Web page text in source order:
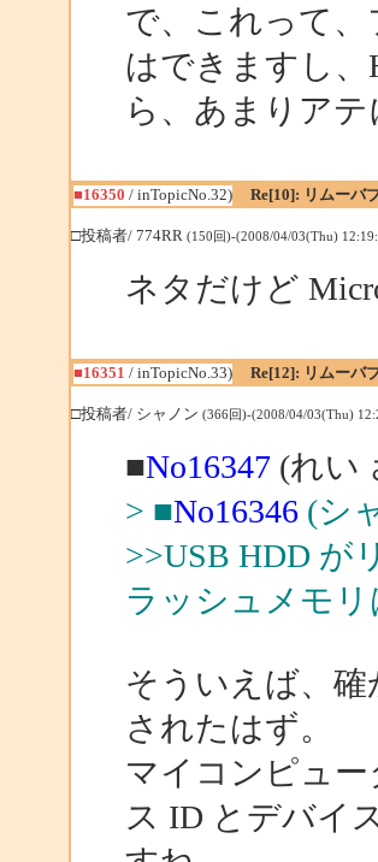
で、これって
はできますし
ら、あまりア
■16350 / inTopicNo.32) Re[10]: リムーバ
□投稿者/ 774RR (150回)-(2008/04/03(Thu)
ネタだけど
■16351 / inTopicNo.33) Re[12]: リムーバ
□投稿者/ シャノン (366回)-(2008/04/03(Thu)
■No16347(れい
> ■No16346(シ
>>USB HDD が
ラッシュメモ
そういえば、
されたはず。
マイコンピュ
ス ID とデバイ